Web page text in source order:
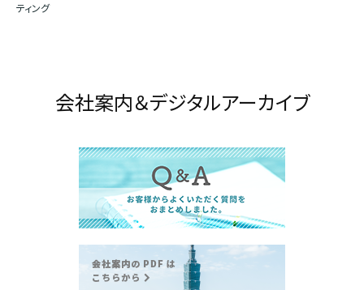
ティング
会社案内＆デジタルアーカイブ